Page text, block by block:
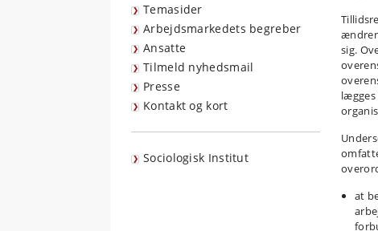
Temasider
Arbejdsmarkedets begreber
Ansatte
Tilmeld nyhedsmail
Presse
Kontakt og kort
Sociologisk Institut
ændrer
sig.
at